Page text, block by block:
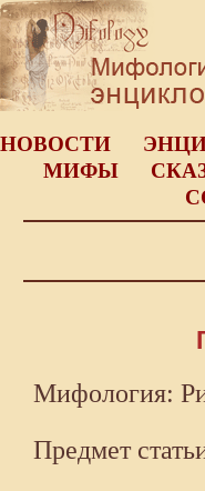
НОВОСТИ
МИФЫ
Мифология:
Предмет